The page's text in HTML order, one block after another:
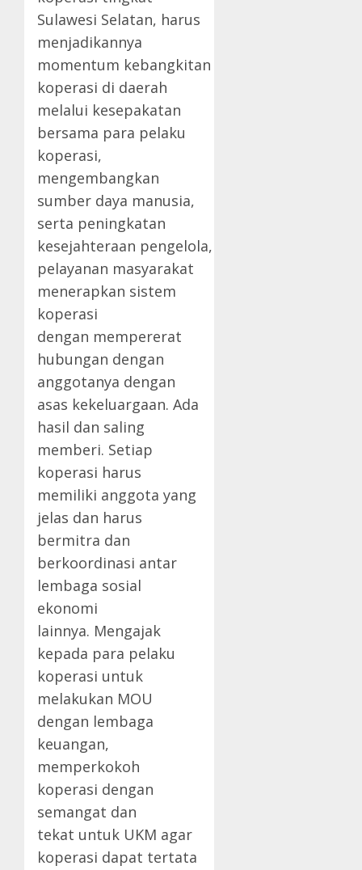
Sulawesi Selatan, harus
menjadikannya
momentum kebangkitan
koperasi di daerah
melalui kesepakatan
bersama para pelaku
koperasi,
mengembangkan
sumber daya manusia,
serta peningkatan
kesejahteraan pengelola,
pelayanan masyarakat
menerapkan sistem
koperasi
dengan mempererat
hubungan dengan
anggotanya dengan
asas kekeluargaan. Ada
hasil dan saling
memberi. Setiap
koperasi harus
memiliki anggota yang
jelas dan harus
bermitra dan
berkoordinasi antar
lembaga sosial
ekonomi
lainnya. Mengajak
kepada para pelaku
koperasi untuk
melakukan MOU
dengan lembaga
keuangan,
memperkokoh
koperasi dengan
semangat dan
tekat untuk UKM agar
koperasi dapat tertata